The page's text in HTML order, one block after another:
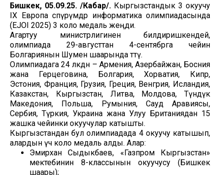
Бишкек, 05.09.25. /Кабар/. Кыргызстандык 3 окуучу
IX Европа өспүрүмдөр информатика олимпиадасында
(EJOI 2025) 3 коло медаль жеңди.
Агартуу министрлигинен билдиришкендей,
олимпиада 29-августтан 4-сентябрга чейин
Болгариянын Шумен шаарында өттү.
Олимпиадага 24 өлкөдөн – Армения, Азербайжан, Босния
жана Герцеговина, Болгария, Хорватия, Кипр,
Эстония, Франция, Грузия, Греция, Венгрия, Исландия,
Казакстан, Кыргызстан, Литва, Молдова, Түндүк
Македония, Польша, Румыния, Сауд Аравиясы,
Сербия, Түркия, Украина жана Улуу Британиядан 15
жашка чейинки окуучулар катышты.
Кыргызстандан бул олимпиадада 4 окуучу катышып,
алардын үчөө коло медаль алды. Алар:
Эмирхан Сыдыкбаев, «Газпром Кыргызстан»
мектебинин 8-классынын окуучусу (Бишкек
шаары);